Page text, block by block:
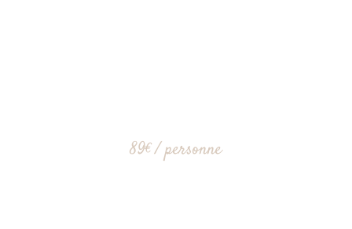
89€ / personne